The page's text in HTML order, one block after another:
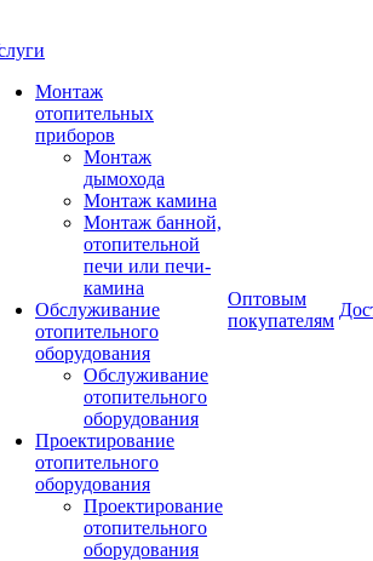
Монтаж
отопительных
приборов
Монтаж
дымохода
Монтаж камина
Монтаж банной,
отопительной
печи или печи-
камина
Обслуживание
отопительного
оборудования
Обслуживание
отопительного
оборудования
Проектирование
отопительного
оборудования
Проектирование
отопительного
оборудования
Оптовым
покупателям